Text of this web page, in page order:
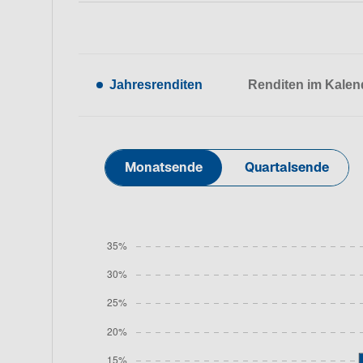
Jahresrenditen Renditen im
Monatsende Quartalsende